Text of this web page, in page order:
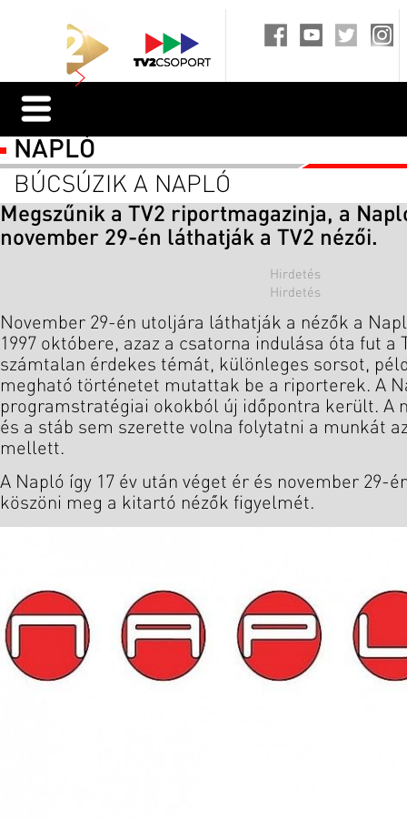
NAPLÓ
BÚCSÚZIK A NAPLÓ
Megszűnik a TV2 riportmagazinja, a
november 29-én láthatják a TV2 nézői.
November 29-én utoljára láthatják a nézők a
1997 októbere, azaz a csatorna indulása óta fut a
számtalan érdekes témát, különleges sorsot,
megható történetet mutattak be a riporterek. A
programstratégiai okokból új időpontra került. A
és a stáb sem szerette volna folytatni a munkát
mellett.
A Napló így 17 év után véget ér és november 29-
köszöni meg a kitartó nézők figyelmét.